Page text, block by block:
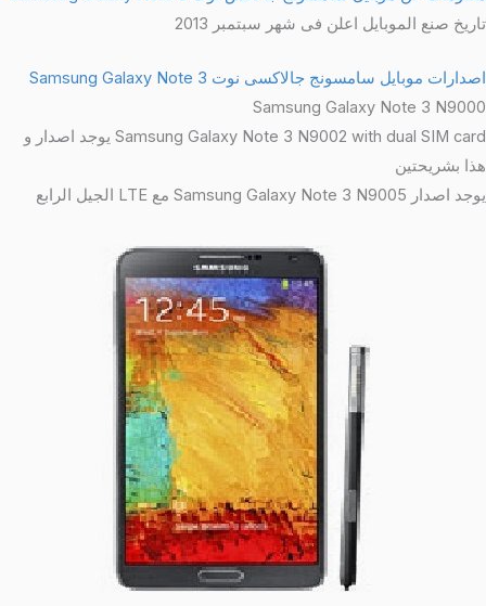
تاريخ صنع الموبايل اعلن فى شهر سبتمبر 2013
اصدارات موبايل سامسونج جالاكسى نوت Samsung Galaxy Note 3
Samsung Galaxy Note 3 N9000
Samsung Galaxy Note 3 N9002 with dual SIM card يوجد اصدار و
هذا بشريحتين
يوجد اصدار Samsung Galaxy Note 3 N9005 مع LTE الجيل الرابع